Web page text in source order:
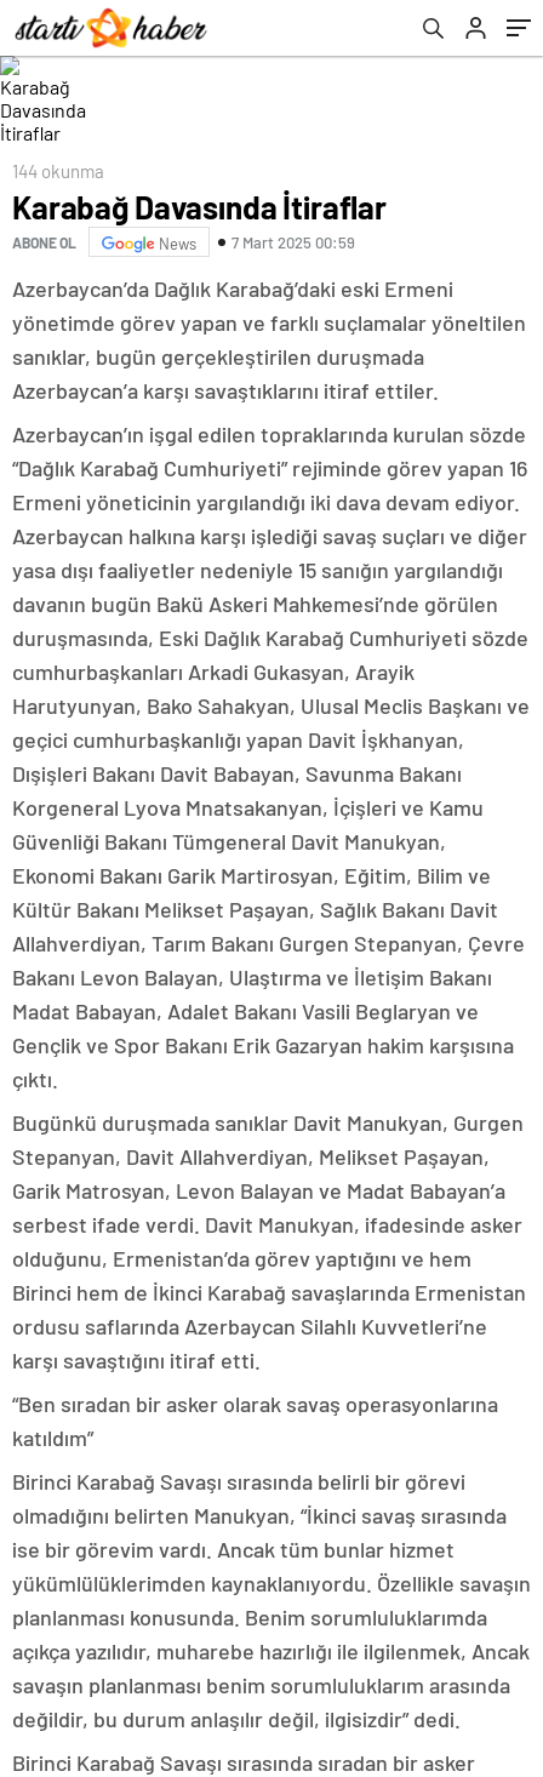
144 okunma
Karabağ Davasında İtiraflar
ABONE OL News 7 Mart 2025 00:59
Azerbaycan’da Dağlık Karabağ’daki eski Ermeni
yönetimde görev yapan ve farklı suçlamalar yöneltilen
sanıklar, bugün gerçekleştirilen duruşmada
Azerbaycan’a karşı savaştıklarını itiraf ettiler.
Azerbaycan’ın işgal edilen topraklarında kurulan sözde
“Dağlık Karabağ Cumhuriyeti” rejiminde görev yapan 16
Ermeni yöneticinin yargılandığı iki dava devam ediyor.
Azerbaycan halkına karşı işlediği savaş suçları ve diğer
yasa dışı faaliyetler nedeniyle 15 sanığın yargılandığı
davanın bugün Bakü Askeri Mahkemesi’nde görülen
duruşmasında, Eski Dağlık Karabağ Cumhuriyeti sözde
cumhurbaşkanları Arkadi Gukasyan, Arayik
Harutyunyan, Bako Sahakyan, Ulusal Meclis Başkanı ve
geçici cumhurbaşkanlığı yapan Davit İşkhanyan,
Dışişleri Bakanı Davit Babayan, Savunma Bakanı
Korgeneral Lyova Mnatsakanyan, İçişleri ve Kamu
Güvenliği Bakanı Tümgeneral Davit Manukyan,
Ekonomi Bakanı Garik Martirosyan, Eğitim, Bilim ve
Kültür Bakanı Melikset Paşayan, Sağlık Bakanı Davit
Allahverdiyan, Tarım Bakanı Gurgen Stepanyan, Çevre
Bakanı Levon Balayan, Ulaştırma ve İletişim Bakanı
Madat Babayan, Adalet Bakanı Vasili Beglaryan ve
Gençlik ve Spor Bakanı Erik Gazaryan hakim karşısına
çıktı.
Bugünkü duruşmada sanıklar Davit Manukyan, Gurgen
Stepanyan, Davit Allahverdiyan, Melikset Paşayan,
Garik Matrosyan, Levon Balayan ve Madat Babayan’a
serbest ifade verdi. Davit Manukyan, ifadesinde asker
olduğunu, Ermenistan’da görev yaptığını ve hem
Birinci hem de İkinci Karabağ savaşlarında Ermenistan
ordusu saflarında Azerbaycan Silahlı Kuvvetleri’ne
karşı savaştığını itiraf etti.
“Ben sıradan bir asker olarak savaş operasyonlarına
katıldım”
Birinci Karabağ Savaşı sırasında belirli bir görevi
olmadığını belirten Manukyan, “İkinci savaş sırasında
ise bir görevim vardı. Ancak tüm bunlar hizmet
yükümlülüklerimden kaynaklanıyordu. Özellikle savaşın
planlanması konusunda. Benim sorumluluklarımda
açıkça yazılıdır, muharebe hazırlığı ile ilgilenmek, Ancak
savaşın planlanması benim sorumluluklarım arasında
değildir, bu durum anlaşılır değil, ilgisizdir” dedi.
Birinci Karabağ Savaşı sırasında sıradan bir asker